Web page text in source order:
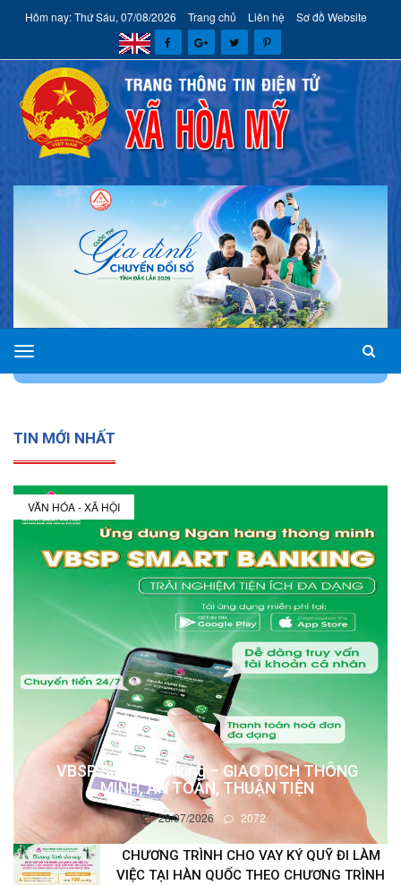
Hôm nay: Thứ Sáu, 07/08/2026 Trang chủ Liên hệ Sơ đồ Website
xã
Hòa
TIN MỚI NHẤT
VĂN HÓA - XÃ HỘI
VBSP Smart Banking – GIAO DỊCH THÔNG
MINH, AN TOÀN, THUẬN TIỆN
28/07/2026 2072
CHƯƠNG TRÌNH CHO VAY KÝ QUỸ ĐI LÀM
VIỆC TẠI HÀN QUỐC THEO CHƯƠNG TRÌNH